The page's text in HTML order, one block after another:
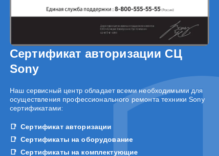
Сертификат авторизации СЦ
Sony
Наш сервисный центр обладает всеми необходимыми для
осуществления профессионального ремонта техники Sony
сертификатами:
Сертификат авторизации
Сертификаты на оборудование
Сертификаты на комплектующие